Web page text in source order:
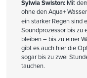
Sylwia Swiston: Mit
ohne den Aqua+
ein starker Regen sind
Soundprozessor bis zu
bleiben – bis zu einer
gibt es auch hier die
sogar bis zu zwei
tauchen.